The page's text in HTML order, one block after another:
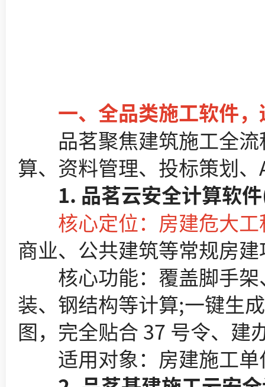
一、全品类施工软件，
品茗聚焦建筑施工全流
算、资料管理、投标策划
1. 品茗云安全计算软件
核心定位：房建危大
商业、公共建筑等常规房
核心功能：覆盖脚手架
装、钢结构等计算;一键生
图，完全贴合 37 号令、建
适用对象：房建施工单